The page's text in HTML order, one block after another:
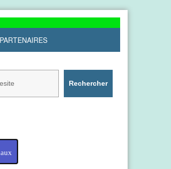
Rechercher